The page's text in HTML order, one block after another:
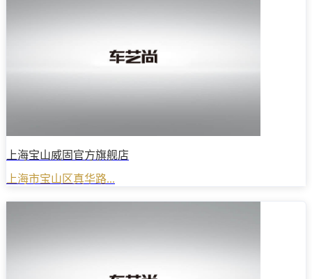
上海宝山威固官方旗舰店
上海市宝山区真华路...